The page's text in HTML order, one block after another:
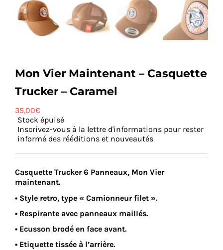
Mon Vier Maintenant – Casquette
Trucker – Caramel
35,00€
Stock épuisé
Inscrivez-vous à la lettre d'informations pour rester
informé des rééditions et nouveautés
Casquette Trucker 6 Panneaux, Mon Vier
maintenant.
• Style retro, type « Camionneur filet ».
• Respirante avec panneaux maillés.
• Ecusson brodé en face avant.
• Etiquette tissée à l’arrière.